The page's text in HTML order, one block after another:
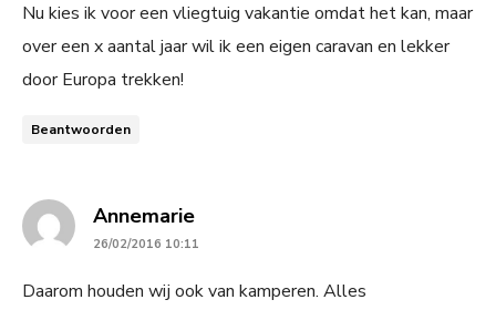
Nu kies ik voor een vliegtuig vakantie omdat het kan, maar
over een x aantal jaar wil ik een eigen caravan en lekker
door Europa trekken!
Beantwoorden
Annemariesays:
26/02/2016 10:11
Daarom houden wij ook van kamperen. Alles